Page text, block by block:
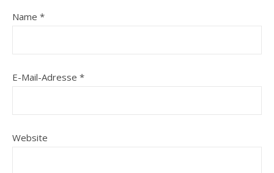
Name *
E-Mail-Adresse *
Website